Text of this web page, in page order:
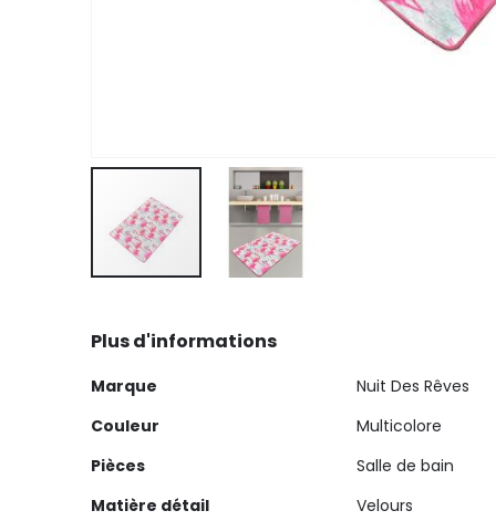
the
of
the
gallery
Plus d'informations
Plus
Marque
Nuit Des Rêves
Couleur
Multicolore
Pièces
Salle de bain
Matière détail
Velours